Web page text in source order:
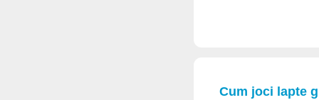
Cum joci lapte